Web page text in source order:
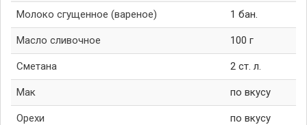
Молоко сгущeнное (вареное) 1 бан.
Масло сливочное 100 г
Сметана 2 ст. л.
Мак по вкусу
Орехи по вкусу